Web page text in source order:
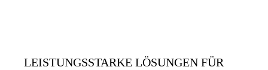
LEISTUNGSSTARKE LÖSUNGEN FÜR